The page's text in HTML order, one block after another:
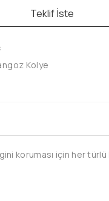
Teklif İste
Kolye
koruması için her türlü